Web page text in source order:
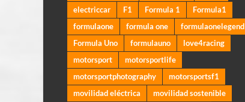
electriccar
F1 Formula 1
Formula1
formulaone
formula one
formulaonelegend
Formula Uno
formulauno
love4racing
motorsport
motorsportlife
motorsportphotography
motorsportsf1
movilidad eléctrica
movilidad sostenible